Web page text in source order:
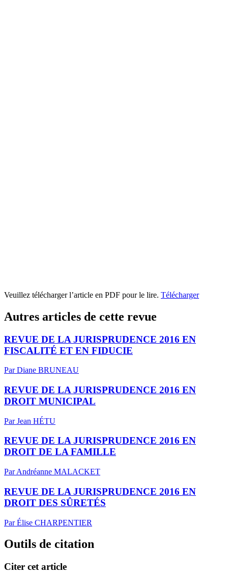
Veuillez télécharger l’article en PDF pour le lire. Télécharger
Autres articles de cette revue
REVUE DE LA JURISPRUDENCE 2016 EN
FISCALITÉ ET EN FIDUCIE
Par Diane BRUNEAU
REVUE DE LA JURISPRUDENCE 2016 EN
DROIT MUNICIPAL
Par Jean HÉTU
REVUE DE LA JURISPRUDENCE 2016 EN
DROIT DE LA FAMILLE
Par Andréanne MALACKET
REVUE DE LA JURISPRUDENCE 2016 EN
DROIT DES SÛRETÉS
Par Élise CHARPENTIER
Outils de citation
Citer cet article